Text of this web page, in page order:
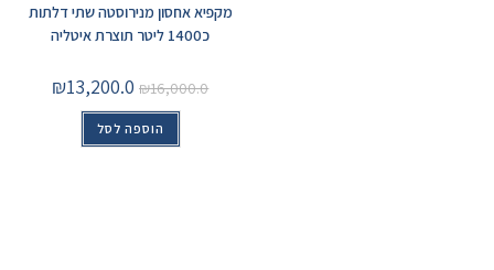
מקפיא אחסון מנירוסטה שתי דלתות
כ1400 ליטר תוצרת איטליה
₪16,000.0
₪13,200.0
הוספה לסל